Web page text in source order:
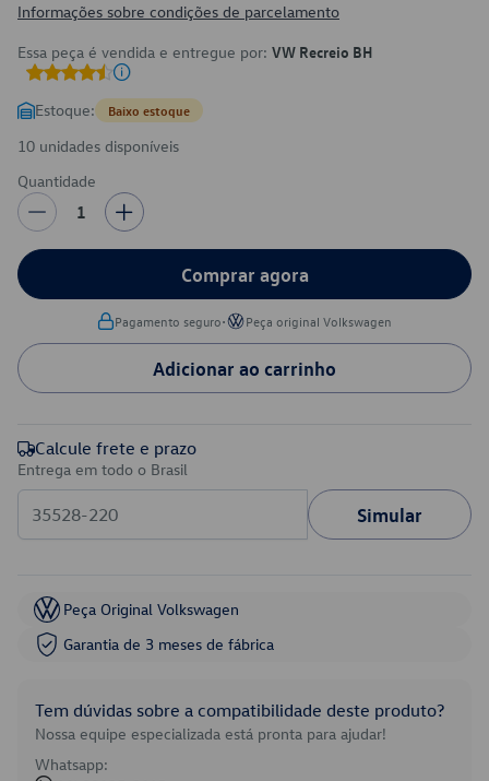
Informações sobre condições de parcelamento
Essa peça é vendida e entregue por: VW Recreio BH
Estoque: Baixo estoque
10 unidades disponíveis
Quantidade
1
Comprar agora
Pagamento seguro• Peça original Volkswagen
Adicionar ao carrinho
Calcule frete e prazo
Entrega em todo o Brasil
Simular
Peça Original Volkswagen
Garantia de 3 meses de fábrica
Tem dúvidas sobre a compatibilidade deste produto?
Nossa equipe especializada está pronta para ajudar!
Whatsapp: